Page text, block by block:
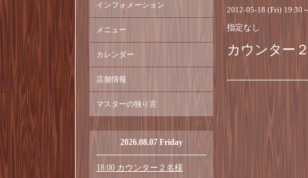
2012-05-18 (Fri) 19:30
指定なし
カウンター
インフォメーション
メニュー
カレンダー
店舗情報
マスターの独り言
2026.08.07 Friday
18:00 カウンター２名様